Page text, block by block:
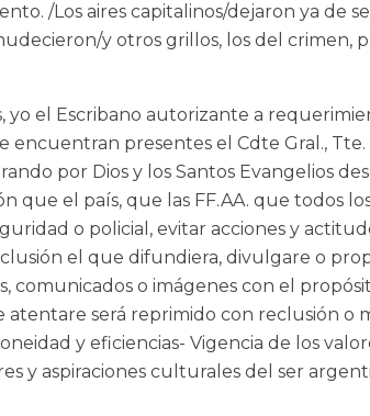
/Los aires capitalinos/dejaron ya de
y otros grillos, los del crimen,
yo el Escribano autorizante a
presentes el Cdte Gral.,
por Dios y los Santos Evangelios
que el país, que las FF.AA. que todos
o policial, evitar acciones y
el que difundiera, divulgare o
o imágenes con el
será reprimido con reclusión o
y eficiencias- Vigencia de los
y aspiraciones culturales del ser